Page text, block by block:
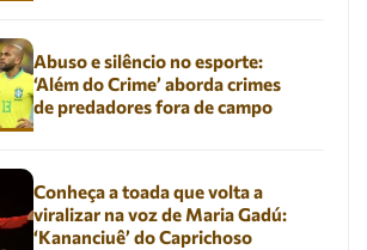
Abuso e silêncio no esporte:
‘Além do Crime’ aborda crimes
de predadores fora de campo
Conheça a toada que volta a
viralizar na voz de Maria Gadú:
‘Kananciuê’ do Caprichoso